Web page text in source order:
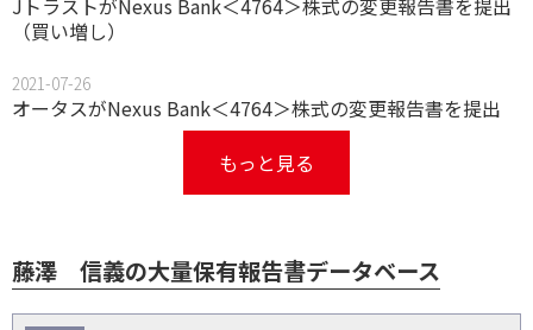
JトラストがNexus Bank＜4764＞株式の変更報告書を提出
（買い増し）
2021-07-26
オータスがNexus Bank＜4764＞株式の変更報告書を提出
もっと見る
藤澤 信義の大量保有報告書データベース